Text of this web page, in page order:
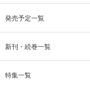
発売予定一覧
新刊・続巻一覧
特集一覧